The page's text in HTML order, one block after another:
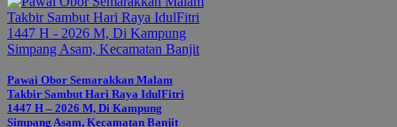
Pawai Obor Semarakkan Malam
Takbir Sambut Hari Raya IdulFitri
1447 H – 2026 M, Di Kampung
Simpang Asam, Kecamatan Banjit